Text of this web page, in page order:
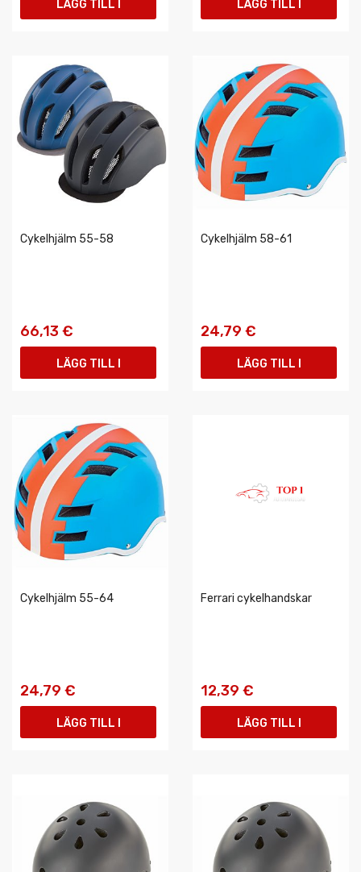
LÄGG TILL I LÄGG TILL I
Cykelhjälm 55-58
66,13 €
LÄGG TILL I
Cykelhjälm 58-61
24,79 €
LÄGG TILL I
Cykelhjälm 55-64
24,79 €
LÄGG TILL I
Ferrari cykelhandskar
12,39 €
LÄGG TILL I